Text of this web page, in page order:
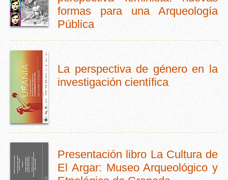
formas para una Arqueología
Pública
La perspectiva de género en la
investigación científica
Presentación libro La Cultura de
El Argar: Museo Arqueológico y